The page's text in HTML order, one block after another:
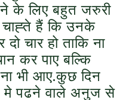
के लिए बहुत जरुरी
चाह्ते हैं कि उनके
चार हो ताकि ना
कर पाए बल्कि
भी आए.कुछ दिन
मे पढने वाले अनुज से